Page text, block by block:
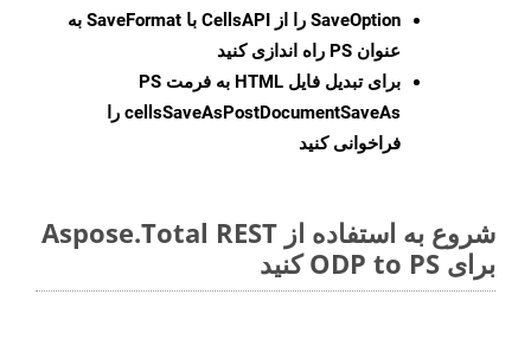
SaveOption
را از CellsAPI با SaveFormat به
عنوان PS راه اندازی کنید
برای تبدیل فایل HTML به فرمت
PS
cellsSaveAsPostDocumentSaveAs را
فراخوانی کنید
شروع به استفاده از Aspose.Total REST
برای ODP to PS کنید